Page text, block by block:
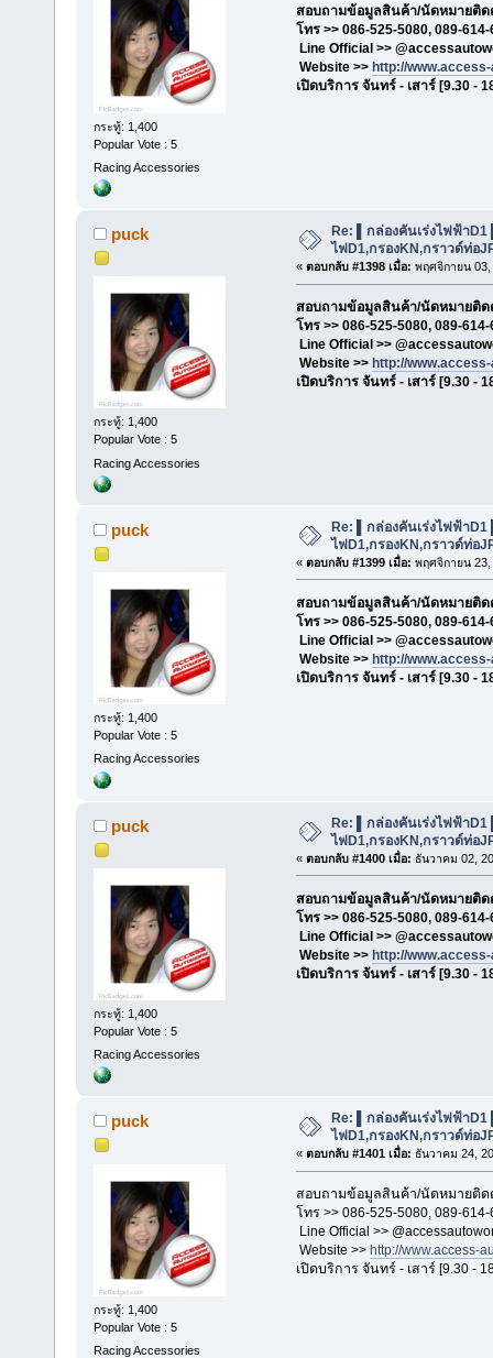
กระทู้: 1,400
Popular Vote : 5
Racing Accessories
สอบถามข้อมูลสินค้า/นัดหมายติด
โทร >> 086-525-5080, 089-614-
Line Official >>
Website >> http://
เปิดบริการ จันทร์ - เสาร์ [9.30 -
puck
กระทู้: 1,400
Popular Vote : 5
Racing Accessories
Re: ▌กล่องคันเร่งไฟฟ้าD1
ไฟD1,กรองKN,กราวด์ท่อ
« ตอบกลับ #1398 เมื่อ: พฤศจิกายน 03,
สอบถามข้อมูลสินค้า/นัดหมายติด
โทร >> 086-525-5080, 089-614-
Line Official >>
Website >> http://
เปิดบริการ จันทร์ - เสาร์ [9.30 -
puck
กระทู้: 1,400
Popular Vote : 5
Racing Accessories
Re: ▌กล่องคันเร่งไฟฟ้าD1
ไฟD1,กรองKN,กราวด์ท่อ
« ตอบกลับ #1399 เมื่อ: พฤศจิกายน 23,
สอบถามข้อมูลสินค้า/นัดหมายติด
โทร >> 086-525-5080, 089-614-
Line Official >>
Website >> http://
เปิดบริการ จันทร์ - เสาร์ [9.30 -
puck
กระทู้: 1,400
Popular Vote : 5
Racing Accessories
Re: ▌กล่องคันเร่งไฟฟ้าD1
ไฟD1,กรองKN,กราวด์ท่อ
« ตอบกลับ #1400 เมื่อ: ธันวาคม 02,
สอบถามข้อมูลสินค้า/นัดหมายติด
โทร >> 086-525-5080, 089-614-
Line Official >>
Website >> http://
เปิดบริการ จันทร์ - เสาร์ [9.30 -
puck
กระทู้: 1,400
Popular Vote : 5
Racing Accessories
Re: ▌กล่องคันเร่งไฟฟ้าD1
ไฟD1,กรองKN,กราวด์ท่อ
« ตอบกลับ #1401 เมื่อ: ธันวาคม 24,
สอบถามข้อมูลสินค้า/นัดหมายติด
โทร >> 086-525-5080, 089-614-
Line Official >>
Website >> http://www.access-
เปิดบริการ จันทร์ - เสาร์ [9.30 -